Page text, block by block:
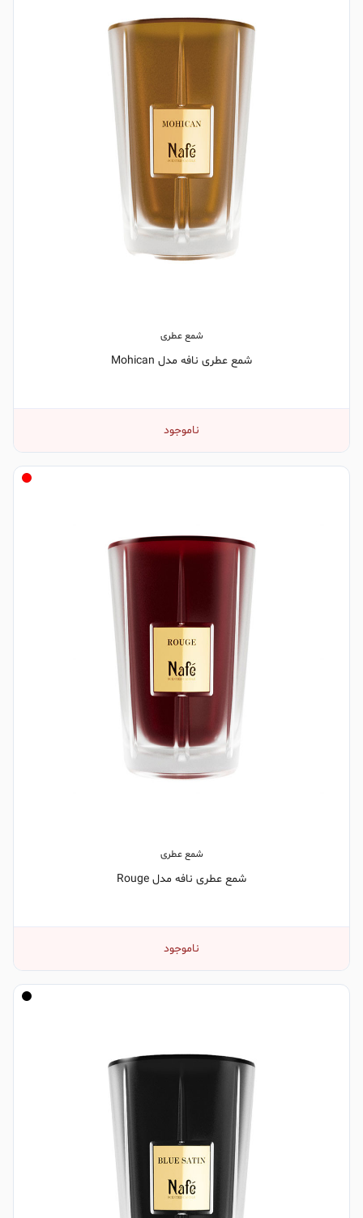
شمع عطری
شمع عطری نافه مدل Mohican
ناموجود
شمع عطری
شمع عطری نافه مدل Rouge
ناموجود